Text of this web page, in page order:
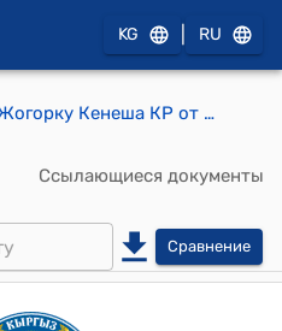
KG RU
Постановление Жогорку Кенеша КР от 10 января 2024 года № 1796-VII "Об утверждении календарного плана работы Жогорку Кенеша Кыргызской Республики на январь 2024 года"
Ссылающиеся документы
Сравнение